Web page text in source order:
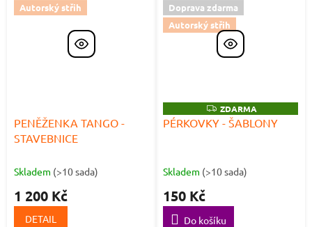
Autorský střih
PENĚŽENKA TANGO -
STAVEBNICE
Skladem (>10 sada)
1 200 Kč
DETAIL
Doprava zdarma
Autorský střih
Z
D
A
ZDARMA
PÉRKOVKY - ŠABLONY
Skladem (>10 sada)
150 Kč
Do košíku